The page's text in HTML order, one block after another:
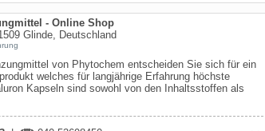
- Online Shop
Glinde, Deutschland
von Phytochem entscheiden Sie sich für ein
welches für langjährige Erfahrung höchste
Kapseln sind sowohl von den Inhaltsstoffen als